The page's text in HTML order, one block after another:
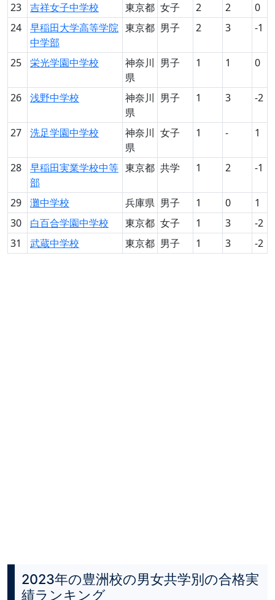
23
吉祥女子中学校 東京都 女子 2 2
0
24
早稲田大学高等学院
中学部
東京都 男子 2 3 -1
25 栄光学園中学校
神奈川
県
男子 1 1 0
26 浅野中学校
神奈川
県
男子 1 3 -2
27 洗足学園中学校
神奈川
県
女子 1 - 1
28
早稲田実業学校中等
部
東京都 共学 1 2 -1
29 灘中学校 兵庫県 男子 1 0
1
30
白百合学園中学校 東京都 女子 1 3
-2
31
武蔵中学校 東京都 男子 1 3 -2
2023年の豊洲校の男女共学別の合格実
績ランキング